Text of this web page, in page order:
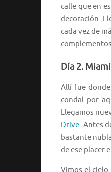
calle que en
decoración.
cada vez de
Día 2.
Allí fue
condal por
Llegamos
Drive. Antes
bastante
de ese placer
Vimos el cielo